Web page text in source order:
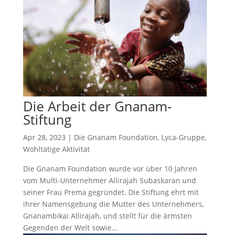
Die Arbeit der Gnanam-
Stiftung
Apr 28, 2023 | Die Gnanam Foundation, Lyca-Gruppe,
Wohltätige Aktivität
Die Gnanam Foundation wurde vor über 10 Jahren
vom Multi-Unternehmer Allirajah Subaskaran und
seiner Frau Prema gegründet. Die Stiftung ehrt mit
ihrer Namensgebung die Mutter des Unternehmers,
Gnanambikai Allirajah, und stellt für die ärmsten
Gegenden der Welt sowie...